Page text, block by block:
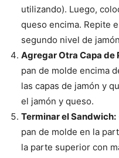
utilizando). Luego,
queso encima. Repite
segundo nivel de
Agregar Otra Capa de
pan de molde encima
las capas de jamón y
el jamón y queso.
Terminar el Sandwich:
pan de molde en la
la parte superior con